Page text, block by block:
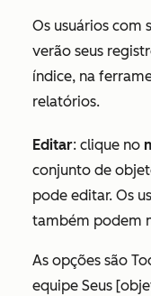
Os usuários com
verão seus
índice, na
relatórios.
Editar: clique no
conjunto de
pode editar. Os
também podem
As opções são
equipe Seus